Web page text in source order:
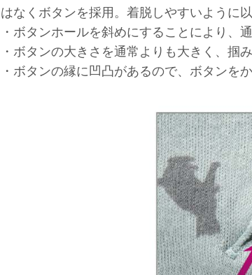
はなくボタンを採用。着脱しやすいように
・ボタンホールを斜めにすることにより、
・ボタンの大きさを通常よりも大きく、掴
・ボタンの縁に凹凸があるので、ボタンを